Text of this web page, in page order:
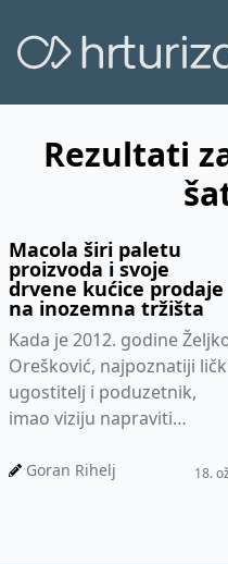
Rezultati
Macola širi paletu
proizvoda i svoje
drvene kućice prodaje
na inozemna tržišta
Kada je 2012. godine
Orešković, najpoznatiji
ugostitelj i poduzetnik,
imao viziju napraviti
drvenim kućicama nigdje...
Goran Rihelj 18.